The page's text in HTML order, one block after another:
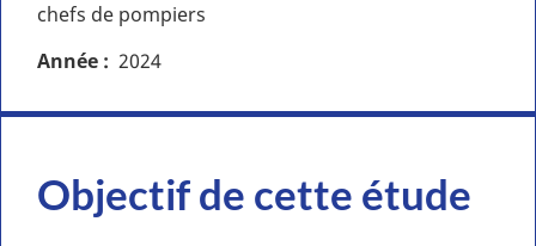
chefs de pompiers
Année
2024
Objectif de cette étude